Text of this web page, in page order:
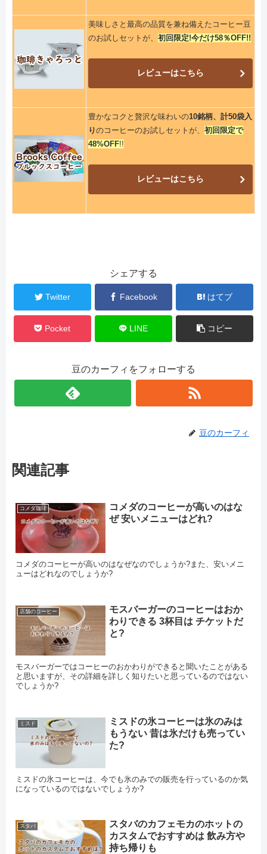
美味しさと最高の品質を兼ね備えたコーヒー豆
のお試しセットが、 初回限定!今だけ58％OFF!!
レビューはこちら
豊かなコクと贅沢な味わいの10銘柄、計50袋入
りのコーヒーのお試しセットが、 初回限定で
48%OFF!!
レビューはこちら
シェアする
Twitter Facebook はてブ
Pocket LINE コピー
豆のカーフィをフォローする
豆のカーフィ
関連記事
コメダ珈琲
コメダのコーヒーが高いのはな
ぜ 安いメニューはどれ?
コメダのコーヒーが高いのはなぜなのでしょうか?また、安いメニ
ューはどれなのでしょうか?
店舗のコーヒー
モスバーガーのコーヒーはおか
わりできる 3杯目は チケットだ
と?
モスバーガーではコーヒーのおかわりができると聞いたことがある
と思いますが、その詳細を詳しく知りたいと思っているのではない
でしょうか?
ミスド
ミスドの氷コーヒーは氷のみは
もうない 昔は氷だけも売ってい
た?
ミスドの氷コーヒーは、今でも氷のみでの販売を行っているのか気
になっているのではないでしょうか?
スタバ
スタバのカフェモカのホットの
カスタムでおすすめは 飲み方や
持ち帰りも